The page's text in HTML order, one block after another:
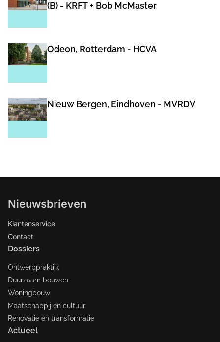
(B) - KRFT + Bob McMaster
Odeon, Rotterdam - HCVA
Nieuw Bergen, Eindhoven - MVRDV
Nieuwsbrieven
Klantenservice
Contact
Dossiers
Ontwerppraktijk
Duurzaam bouwen
Woningbouw
Maatschappij en cultuur
Renovatie en transformatie
Actueel